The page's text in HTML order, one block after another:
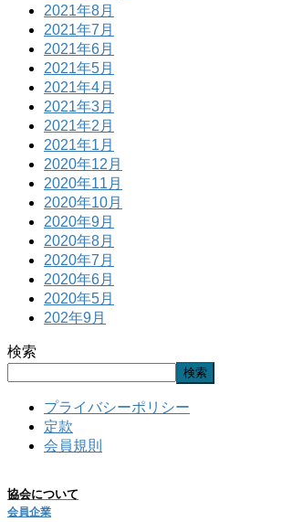
2021年8月
2021年7月
2021年6月
2021年5月
2021年4月
2021年3月
2021年2月
2021年1月
2020年12月
2020年11月
2020年10月
2020年9月
2020年8月
2020年7月
2020年6月
2020年5月
202年9月
検索
検索
プライバシーポリシー
定款
会員規則
協会について
会員企業